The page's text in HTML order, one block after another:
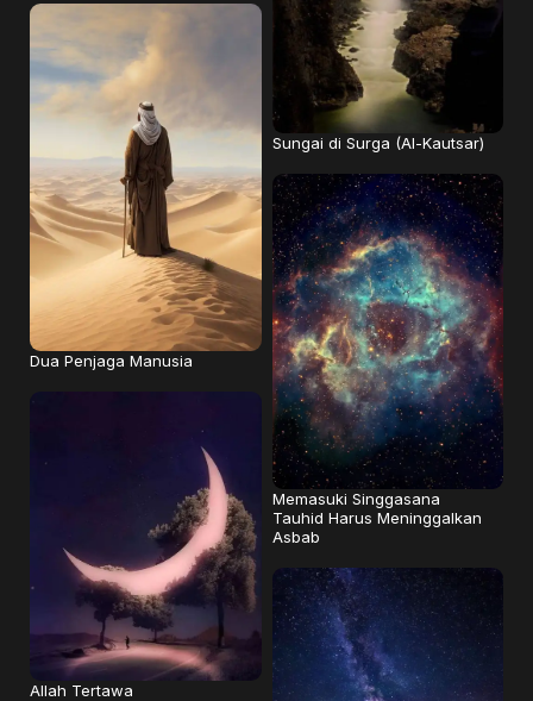
Sungai di Surga (Al-Kautsar)
Dua Penjaga Manusia
Memasuki Singgasana
Tauhid Harus Meninggalkan
Asbab
Allah Tertawa